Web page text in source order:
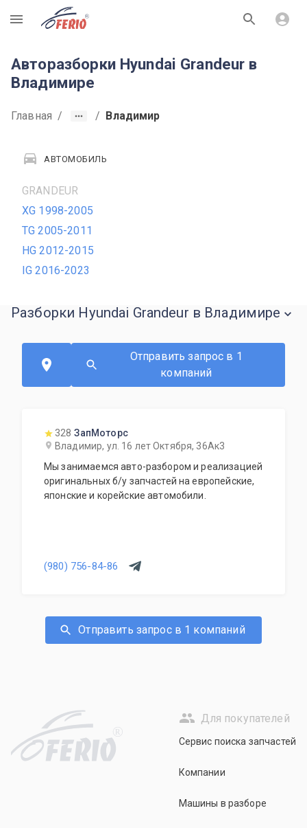
R
Авторазборки Hyundai Grandeur в
Владимире
Главная / / Владимир
АВТОМОБИЛЬ
GRANDEUR
XG 1998-2005
TG 2005-2011
HG 2012-2015
IG 2016-2023
Разборки Hyundai Grandeur в Владимире
Отправить запрос в 1
компаний
328 ЗапМоторс
Владимир, ул. 16 лет Октября, 36Ак3
Мы занимаемся авто-разбором и реализацией
оригинальных б/у запчастей на европейские,
японские и корейские автомобили.
(980) 756-84-86
Отправить запрос в 1 компаний
R
Для покупателей
Сервис поиска запчастей
Компании
Машины в разборе